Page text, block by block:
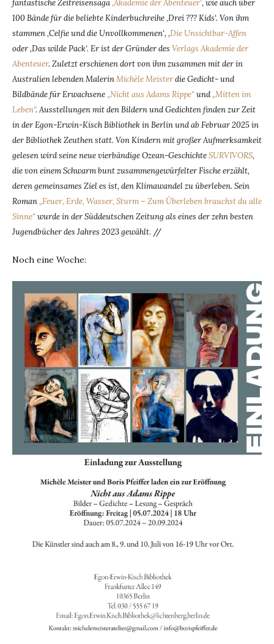
fantastische Zeitreisensaga‚Akademie der Abenteuer‘, wie auch über
100 Bände für die beliebte Kinderbuchreihe ‚Drei ??? Kids‘. Von ihm
stammen ‚Celfie und die Unvollkommenen‘, ‚Die Unsichtbar-Affen
oder ‚Das wilde Pack‘. Er ist der Gründer des Verlags Akademie der
Abenteuer. Zuletzt erschienen dort von ihm zusammen mit der in
Australien lebenden MalerinMichèle Meisterdie Gedicht- und
Bildbände für Erwachsene„Nicht aus Adams Rippe“und„Mitten im
Leben“. Ausstellungen mit den Bildern und Gedichten finden zur Zeit
in der Egon-Erwin-Kisch Bibliothek in Berlin und ab Februar 2025 in
der Bibliothek Zeuthen statt. Von Kindern mit großer Aufmerksamkeit
gelesen wird seine neue vierbändige Ozean-GeschichteSURVIVORS,
die von einem Schwarm bunt zusammengewürfelter Fische erzählt,
deren gemeinsames Ziel es ist, den Klimawandel zu überleben. Sein
Roman„Feuer, Erde, Wasser, Sturm – Zum Überleben brauchst du alle
Sinne“wurde in der Süddeutschen Zeitung als eines der zehn besten
Jugendbücher des Jahres 2023 gewählt. //
Noch eine Woche: